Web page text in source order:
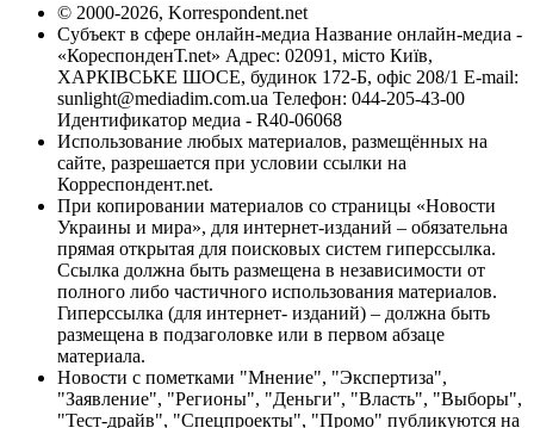
© 2000-2026, Korrespondent.net
Субъект в сфере онлайн-медиа Название онлайн-медиа -
«КореспонденТ.net» Адрес: 02091, місто Київ,
ХАРКІВСЬКЕ ШОСЕ, будинок 172-Б, офіс 208/1 E-mail:
sunlight@mediadim.com.ua Телефон: 044-205-43-00
Идентификатор медиа - R40-06068
Использование любых материалов, размещённых на
сайте, разрешается при условии ссылки на
Корреспондент.net.
При копировании материалов со страницы «Новости
Украины и мира», для интернет-изданий – обязательна
прямая открытая для поисковых систем гиперссылка.
Ссылка должна быть размещена в независимости от
полного либо частичного использования материалов.
Гиперссылка (для интернет- изданий) – должна быть
размещена в подзаголовке или в первом абзаце
материала.
Новости с пометками "Мнение", "Экспертиза",
"Заявление", "Регионы", "Деньги", "Власть", "Выборы",
"Тест-драйв", "Спецпроекты", "Промо" публикуются на